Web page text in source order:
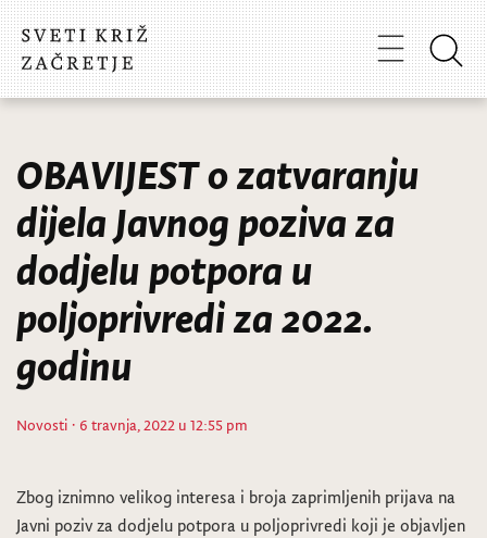
OBAVIJEST o zatvaranju
dijela Javnog poziva za
dodjelu potpora u
poljoprivredi za 2022.
godinu
Novosti · 6 travnja, 2022 u 12:55 pm
Zbog iznimno velikog interesa i broja zaprimljenih prijava na
Javni poziv za dodjelu potpora u poljoprivredi koji je objavljen